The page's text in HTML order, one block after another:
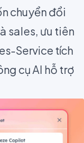
chuyển đổi
sales, ưu tiên
Service tích
cụ AI hỗ trợ